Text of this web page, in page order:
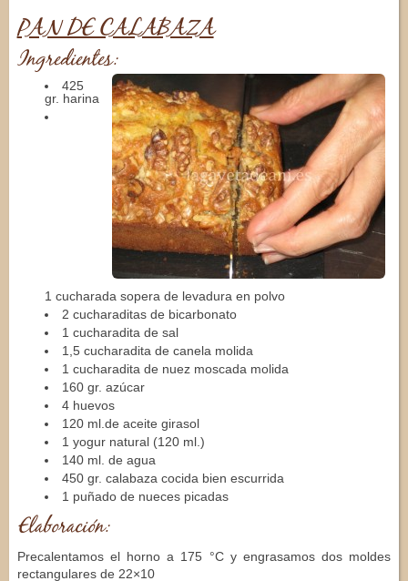
PAN DE CALABAZA
Ingredientes:
425
gr. harina
1 cucharada sopera de levadura en polvo
2 cucharaditas de bicarbonato
1 cucharadita de sal
1,5 cucharadita de canela molida
1 cucharadita de nuez moscada molida
160 gr. azúcar
4 huevos
120 ml.de aceite girasol
1 yogur natural (120 ml.)
140 ml. de agua
450 gr. calabaza cocida bien escurrida
1 puñado de nueces picadas
Elaboración:
Precalentamos el horno a 175 °C y engrasamos dos moldes
rectangulares de 22×10